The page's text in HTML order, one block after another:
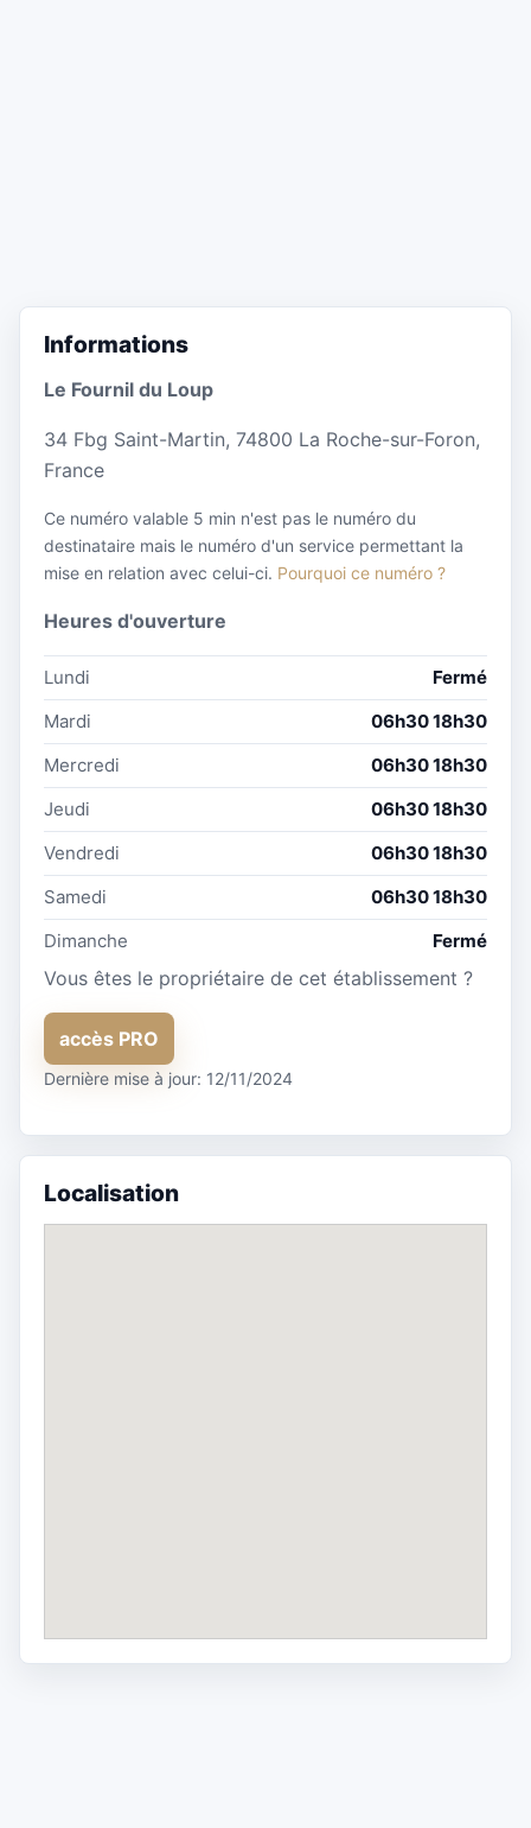
Informations
Le Fournil du Loup
34 Fbg Saint-Martin, 74800 La Roche-sur-Foron,
France
Ce numéro valable 5 min n'est pas le numéro du
destinataire mais le numéro d'un service permettant la
mise en relation avec celui-ci. Pourquoi ce numéro ?
Heures d'ouverture
Lundi
Fermé
Mardi
06h30 18h30
Mercredi
06h30 18h30
Jeudi
06h30 18h30
Vendredi
06h30 18h30
Samedi
06h30 18h30
Dimanche
Fermé
Vous êtes le propriétaire de cet établissement ?
accès PRO
Dernière mise à jour: 12/11/2024
Localisation